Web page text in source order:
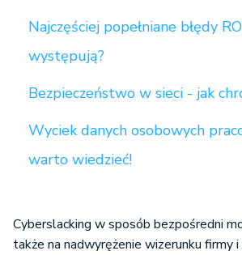
Najczęściej popełniane błędy
występują?
Bezpieczeństwo w sieci - jak
Wyciek danych osobowych
warto wiedzieć!
Cyberslacking w sposób bezpośredni
także na nadwyrężenie wizerunku firmy